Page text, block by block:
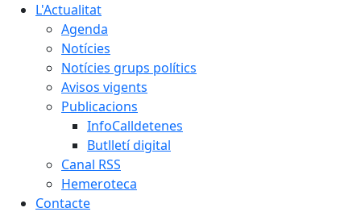
L'Actualitat
Agenda
Notícies
Notícies grups polítics
Avisos vigents
Publicacions
InfoCalldetenes
Butlletí digital
Canal RSS
Hemeroteca
Contacte